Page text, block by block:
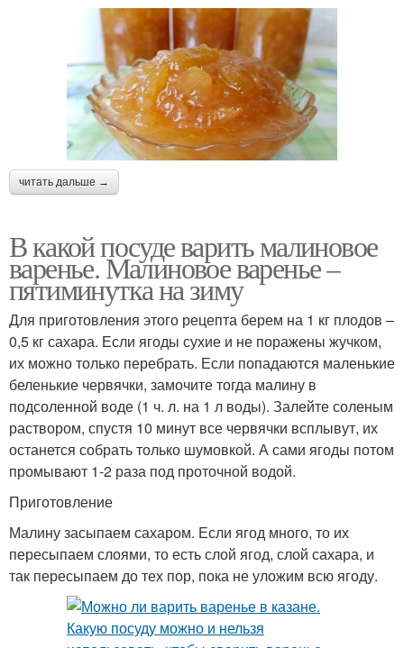
читать дальше →
В какой посуде варить малиновое
варенье. Малиновое варенье –
пятиминутка на зиму
Для приготовления этого рецепта берем на 1 кг плодов –
0,5 кг сахара. Если ягоды сухие и не поражены жучком,
их можно только перебрать. Если попадаются маленькие
беленькие червячки, замочите тогда малину в
подсоленной воде (1 ч. л. на 1 л воды). Залейте соленым
раствором, спустя 10 минут все червячки всплывут, их
останется собрать только шумовкой. А сами ягоды потом
промывают 1-2 раза под проточной водой.
Приготовление
Малину засыпаем сахаром. Если ягод много, то их
пересыпаем слоями, то есть слой ягод, слой сахара, и
так пересыпаем до тех пор, пока не уложим всю ягоду.